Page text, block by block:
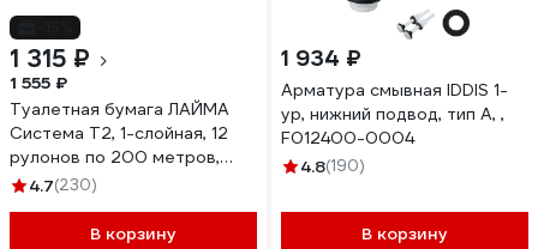
1 315 ₽
1 555 ₽
Туалетная бумага ЛАЙМА
Система T2, 1-слойная, 12
рулонов по 200 метров,
цвет натуральный 111334
4.7(230)
В корзину
1 934 ₽
Арматура смывная IDDIS 1-
ур, нижний подвод, тип А, ,
F012400-0004
4.8(190)
В корзину